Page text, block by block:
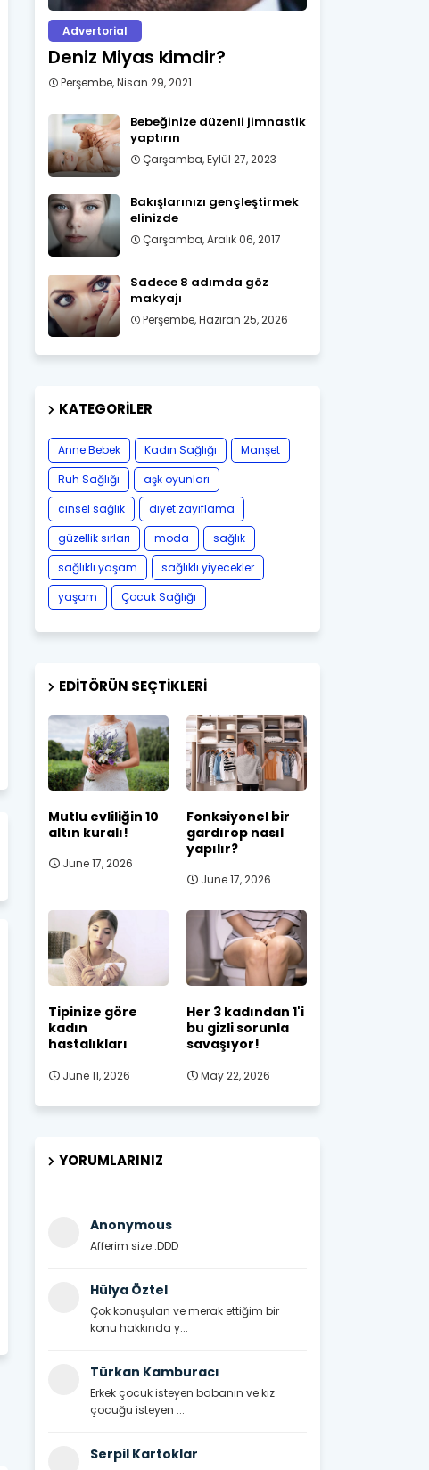
Advertorial
Deniz Miyas kimdir?
Perşembe, Nisan 29, 2021
Bebeğinize düzenli jimnastik
yaptırın
Çarşamba, Eylül 27, 2023
Bakışlarınızı gençleştirmek
elinizde
Çarşamba, Aralık 06, 2017
Sadece 8 adımda göz
makyajı
Perşembe, Haziran 25, 2026
KATEGORILER
Anne Bebek Kadın Sağlığı
Manşet
Ruh Sağlığı
aşk oyunları
cinsel sağlık
diyet zayıflama
güzellik sırları
moda
sağlık
sağlıklı yaşam
sağlıklı yiyecekler
yaşam
Çocuk Sağlığı
EDITÖRÜN SEÇTIKLERI
Mutlu evliliğin 10
altın kuralı!
June 17, 2026
Fonksiyonel bir
gardırop nasıl
yapılır?
June 17, 2026
Tipinize göre
kadın
hastalıkları
June 11, 2026
Her 3 kadından 1'i
bu gizli sorunla
savaşıyor!
May 22, 2026
YORUMLARINIZ
Anonymous
Afferim size :DDD
Hülya Öztel
Çok konuşulan ve merak ettiğim bir
konu hakkında y...
Türkan Kamburacı
Erkek çocuk isteyen babanın ve kız
çocuğu isteyen ...
Serpil Kartoklar